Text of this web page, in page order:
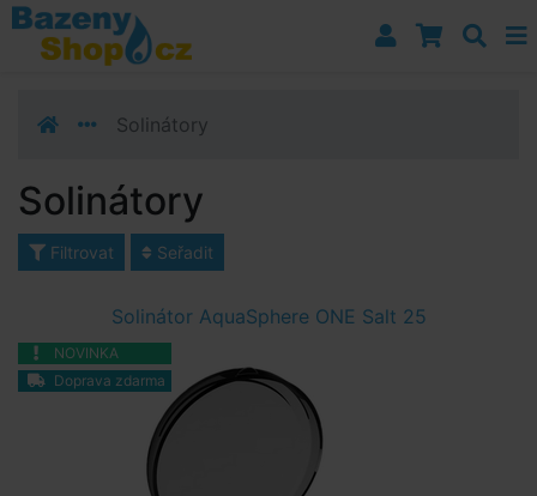
Přejít k navigaci
Přejít na obsah
Přejít k postrannímu sloupci
Solinátory
Solinátory
Filtrovat Seřadit
Solinátor AquaSphere ONE Salt 25
NOVINKA
Doprava zdarma